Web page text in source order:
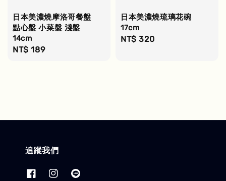
日本美濃燒摩洛哥餐盤
點心盤 小菜盤 淺盤
14cm
Regular
NT$ 189
日本美濃燒琉璃花碗
17cm
Regular
NT$ 320
追蹤我們